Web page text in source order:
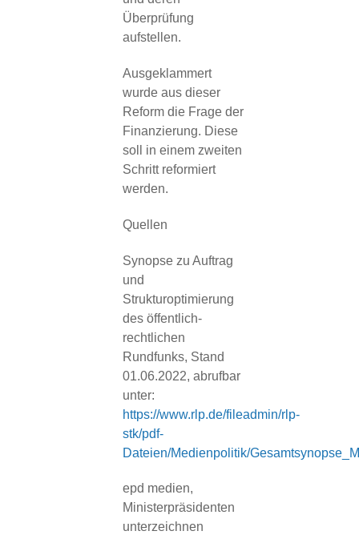
Überprüfung
aufstellen.
Ausgeklammert
wurde aus dieser
Reform die Frage der
Finanzierung. Diese
soll in einem zweiten
Schritt reformiert
werden.
Quellen
Synopse zu Auftrag
und
Strukturoptimierung
des öffentlich-
rechtlichen
Rundfunks, Stand
01.06.2022, abrufbar
unter:
https://www.rlp.de/fileadmin/rlp-
stk/pdf-
Dateien/Medienpolitik/
epd medien,
Ministerpräsidenten
unterzeichnen